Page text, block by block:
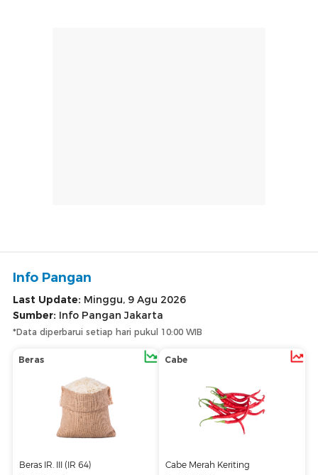
Info Pangan
Last Update: Minggu, 9 Agu 2026
Sumber: Info Pangan Jakarta
*Data diperbarui setiap hari pukul 10:00 WIB
Beras
Beras IR. III (IR 64)
Cabe
Cabe Merah Keriting